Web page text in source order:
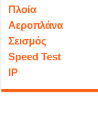
Πλοία
Αεροπλάνα
Σεισμός
Speed Test
IP